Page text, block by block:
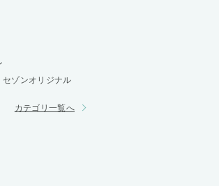
セゾンオリジナル
カテゴリ一覧へ